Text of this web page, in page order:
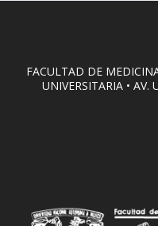
FACULTAD DE
UNIVERSITARIA • AV.